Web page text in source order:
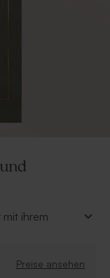
ihrem
sich auch
Preise ansehen